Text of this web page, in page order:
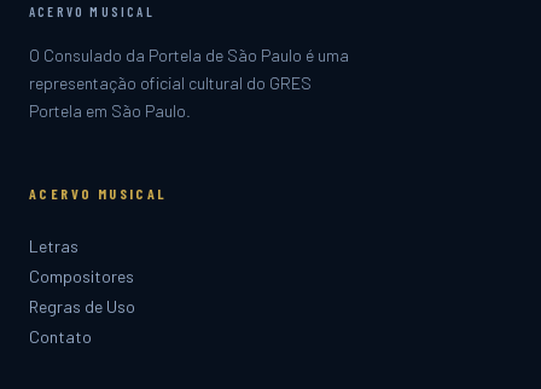
ACERVO MUSICAL
O Consulado da Portela de São Paulo é uma
representação oficial cultural do GRES
Portela em São Paulo.
ACERVO MUSICAL
Letras
Compositores
Regras de Uso
Contato